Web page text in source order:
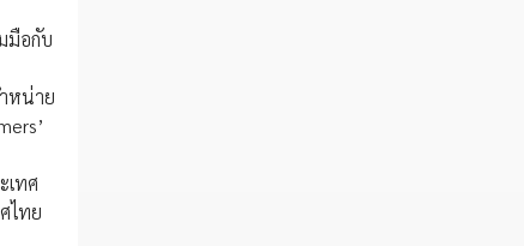
มือกับ
หน่าย
เทศ
ไทย